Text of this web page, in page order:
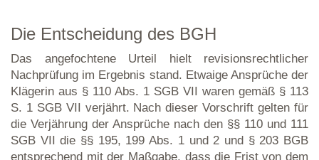
Die Entscheidung des BGH
Das angefochtene Urteil hielt revisionsrechtlicher
Nachprüfung im Ergebnis stand. Etwaige Ansprüche der
Klägerin aus § 110 Abs. 1 SGB VII waren gemäß § 113
S. 1 SGB VII verjährt. Nach dieser Vorschrift gelten für
die Verjährung der Ansprüche nach den §§ 110 und 111
SGB VII die §§ 195, 199 Abs. 1 und 2 und § 203 BGB
entsprechend mit der Maßgabe, dass die Frist von dem